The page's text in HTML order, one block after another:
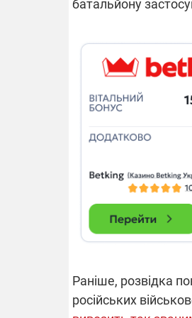
батальйону
Раніше, розвідка
російських